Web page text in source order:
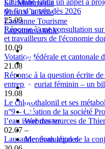
de fin d’année dès 2026
25.09
Réponse à une consultation
et travailleurs de l'économie
10.09
Votation fédérale et cantonale
21.08
Réponse à la question écrite
entrepreneuriat féminin – un
19.08
Le chlorothalonil et ses
n°9 – Création de la société
l’eau issue des sources de
02.07
Lausanne: évaluation de la
SiL Multimédia
Vins de la Ville
Lausanne Tourisme
Lausanne à table
Webmaster
–
Mentions légales